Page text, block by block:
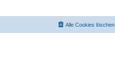
Alle Cookies löschen